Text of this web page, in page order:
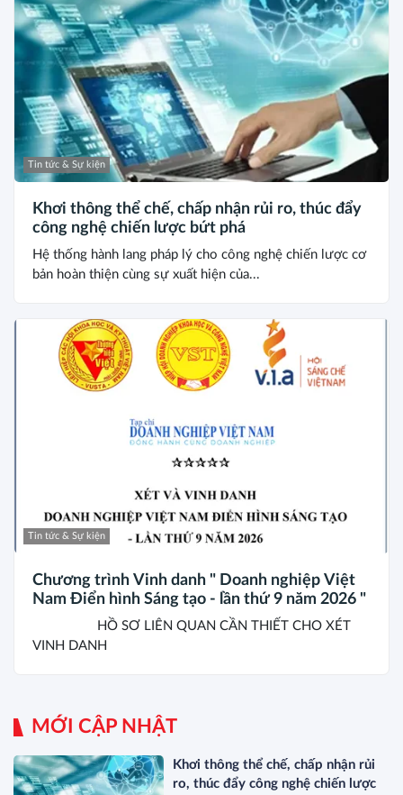
Tin tức & Sự kiện
Khơi thông thể chế, chấp nhận rủi ro, thúc đẩy
công nghệ chiến lược bứt phá
Hệ thống hành lang pháp lý cho công nghệ chiến lược cơ
bản hoàn thiện cùng sự xuất hiện của...
Tin tức & Sự kiện
Chương trình Vinh danh " Doanh nghiệp Việt
Nam Điển hình Sáng tạo - lần thứ 9 năm 2026 "
HỒ SƠ LIÊN QUAN CẦN THIẾT CHO XÉT
VINH DANH
MỚI CẬP NHẬT
Khơi thông thể chế, chấp nhận rủi
ro, thúc đẩy công nghệ chiến lược